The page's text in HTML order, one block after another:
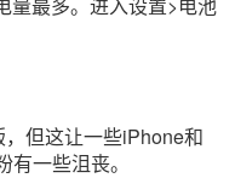
但这让一些iPhone和
一些沮丧。